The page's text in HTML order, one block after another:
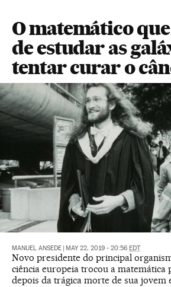
O matemático
de estudar as
tentar curar o
MANUEL ANSEDE MAY 22, 2019 - 20:56 EDT
Novo presidente do principal
ciência europeia trocou a matemática
depois da trágica morte de sua jovem